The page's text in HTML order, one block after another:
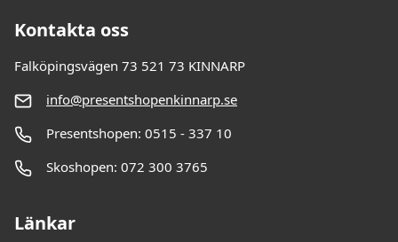
Kontakta oss
Falköpingsvägen 73 521 73 KINNARP
info@presentshopenkinnarp.se
Presentshopen: 0515 - 337 10
Skoshopen: 072 300 3765
Länkar